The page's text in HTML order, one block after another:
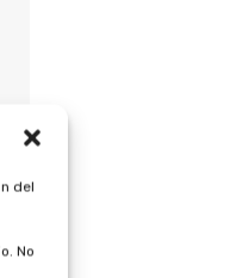
del
No